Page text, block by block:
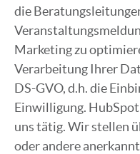
die
Marketing zu
Verarbeitung Ihrer
DS-GVO, d.h. die
Einwilligung.
uns tätig. Wir stellen
oder andere